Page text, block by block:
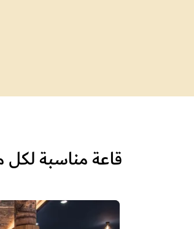
قاعة مناسبة لكل
الشريحة 1 من 2